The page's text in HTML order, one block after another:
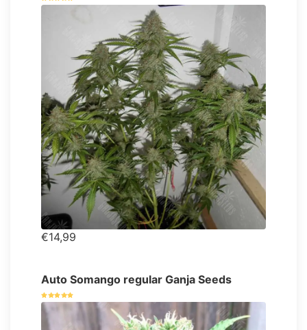
€14,99
Auto Somango regular Ganja Seeds